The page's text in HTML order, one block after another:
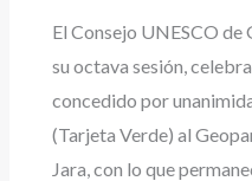
El Consejo UNESCO de
su octava sesión,
concedido por
(Tarjeta Verde) al
Jara, con lo que